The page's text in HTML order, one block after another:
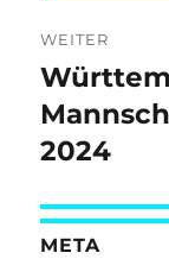
WEITER
Nächster
Beitrag:
2024
META